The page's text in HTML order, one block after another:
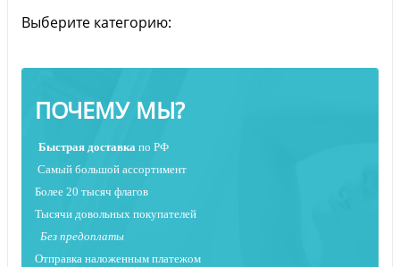
Выберите категорию:
ПОЧЕМУ МЫ?
Быстрая доставка по РФ
Самый большой ассортимент
Более 20 тысяч флагов
Тысячи довольных покупателей
Без предоплаты
Отправка наложенным платежом